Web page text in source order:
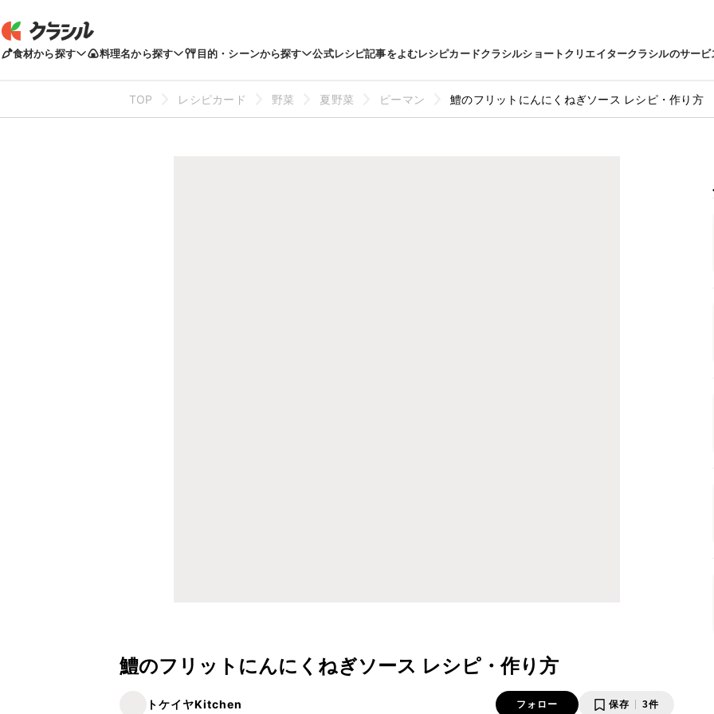
食材から探す 料理名から探す 目的・シーンから探す 公式レシピ記事をよむレシピカードクラシルショートクリエイタークラシルのサービ
TOP レシピカード 野菜 夏野菜 ピーマン 鱧のフリットにんにくねぎソース レシピ・作り方
鱧のフリットにんにくねぎソース レシピ・作り方
トケイヤKitchen フォロー 保存 3件